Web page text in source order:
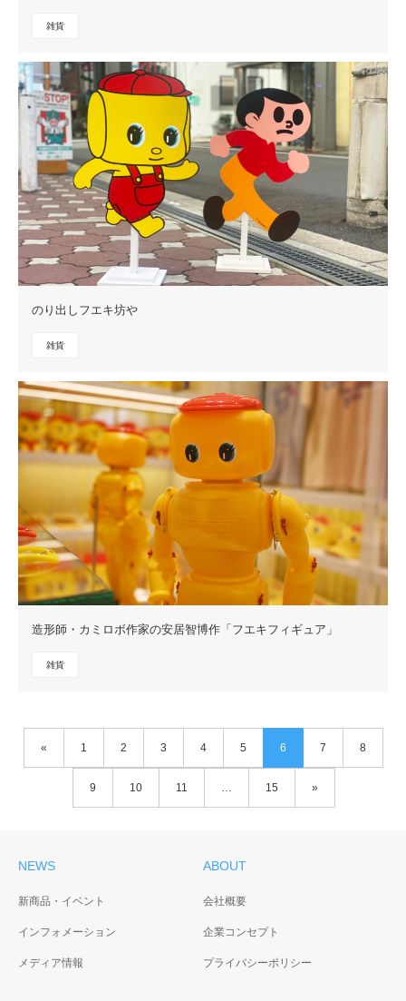
雑貨
のり出しフエキ坊や
雑貨
造形師・カミロボ作家の安居智博作「フエキフィギュア」
雑貨
« 1 2 3 4 5 6 7 8
9 10 11 15 »
NEWS
新商品・イベント
インフォメーション
メディア情報
ABOUT
会社概要
企業コンセプト
プライバシーポリシー